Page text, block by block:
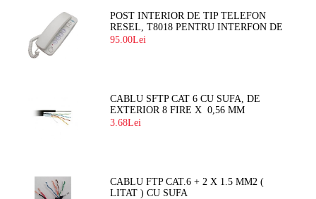
POST INTERIOR DE TIP TELEFON
RESEL, T8018 PENTRU INTERFON DE
BLOC
95.00Lei
CABLU SFTP CAT 6 CU SUFA, DE
EXTERIOR 8 FIRE X 0,56 MM
3.68Lei
CABLU FTP CAT.6 + 2 X 1.5 MM2 (
LITAT ) CU SUFA